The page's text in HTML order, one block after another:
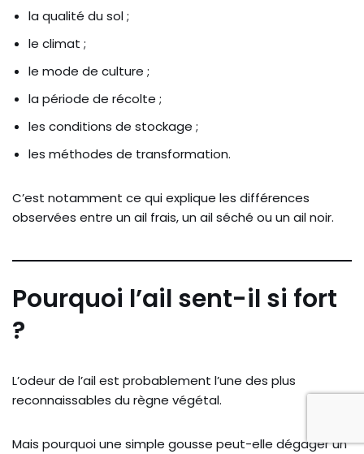
la qualité du sol ;
le climat ;
le mode de culture ;
la période de récolte ;
les conditions de stockage ;
les méthodes de transformation.
C’est notamment ce qui explique les différences
observées entre un ail frais, un ail séché ou un ail noir.
Pourquoi l’ail sent-il si fort
?
L’odeur de l’ail est probablement l’une des plus
reconnaissables du règne végétal.
Mais pourquoi une simple gousse peut-elle dégager un